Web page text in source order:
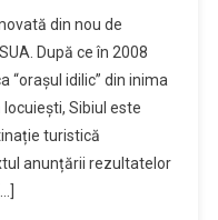
din nou de
După ce în 2008
“orașul idilic” din inima
Sibiul este
turistică
anunțării rezultatelor